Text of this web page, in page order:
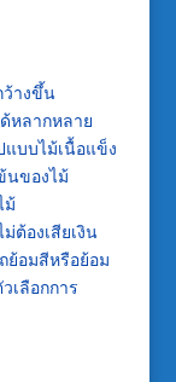
างขึ้น
หลากหลาย
บบไม้เนื้อแข็ง
นของไม้
ม้
ต้องเสียเงิน
ย้อมสีหรือย้อม
เลือกการ